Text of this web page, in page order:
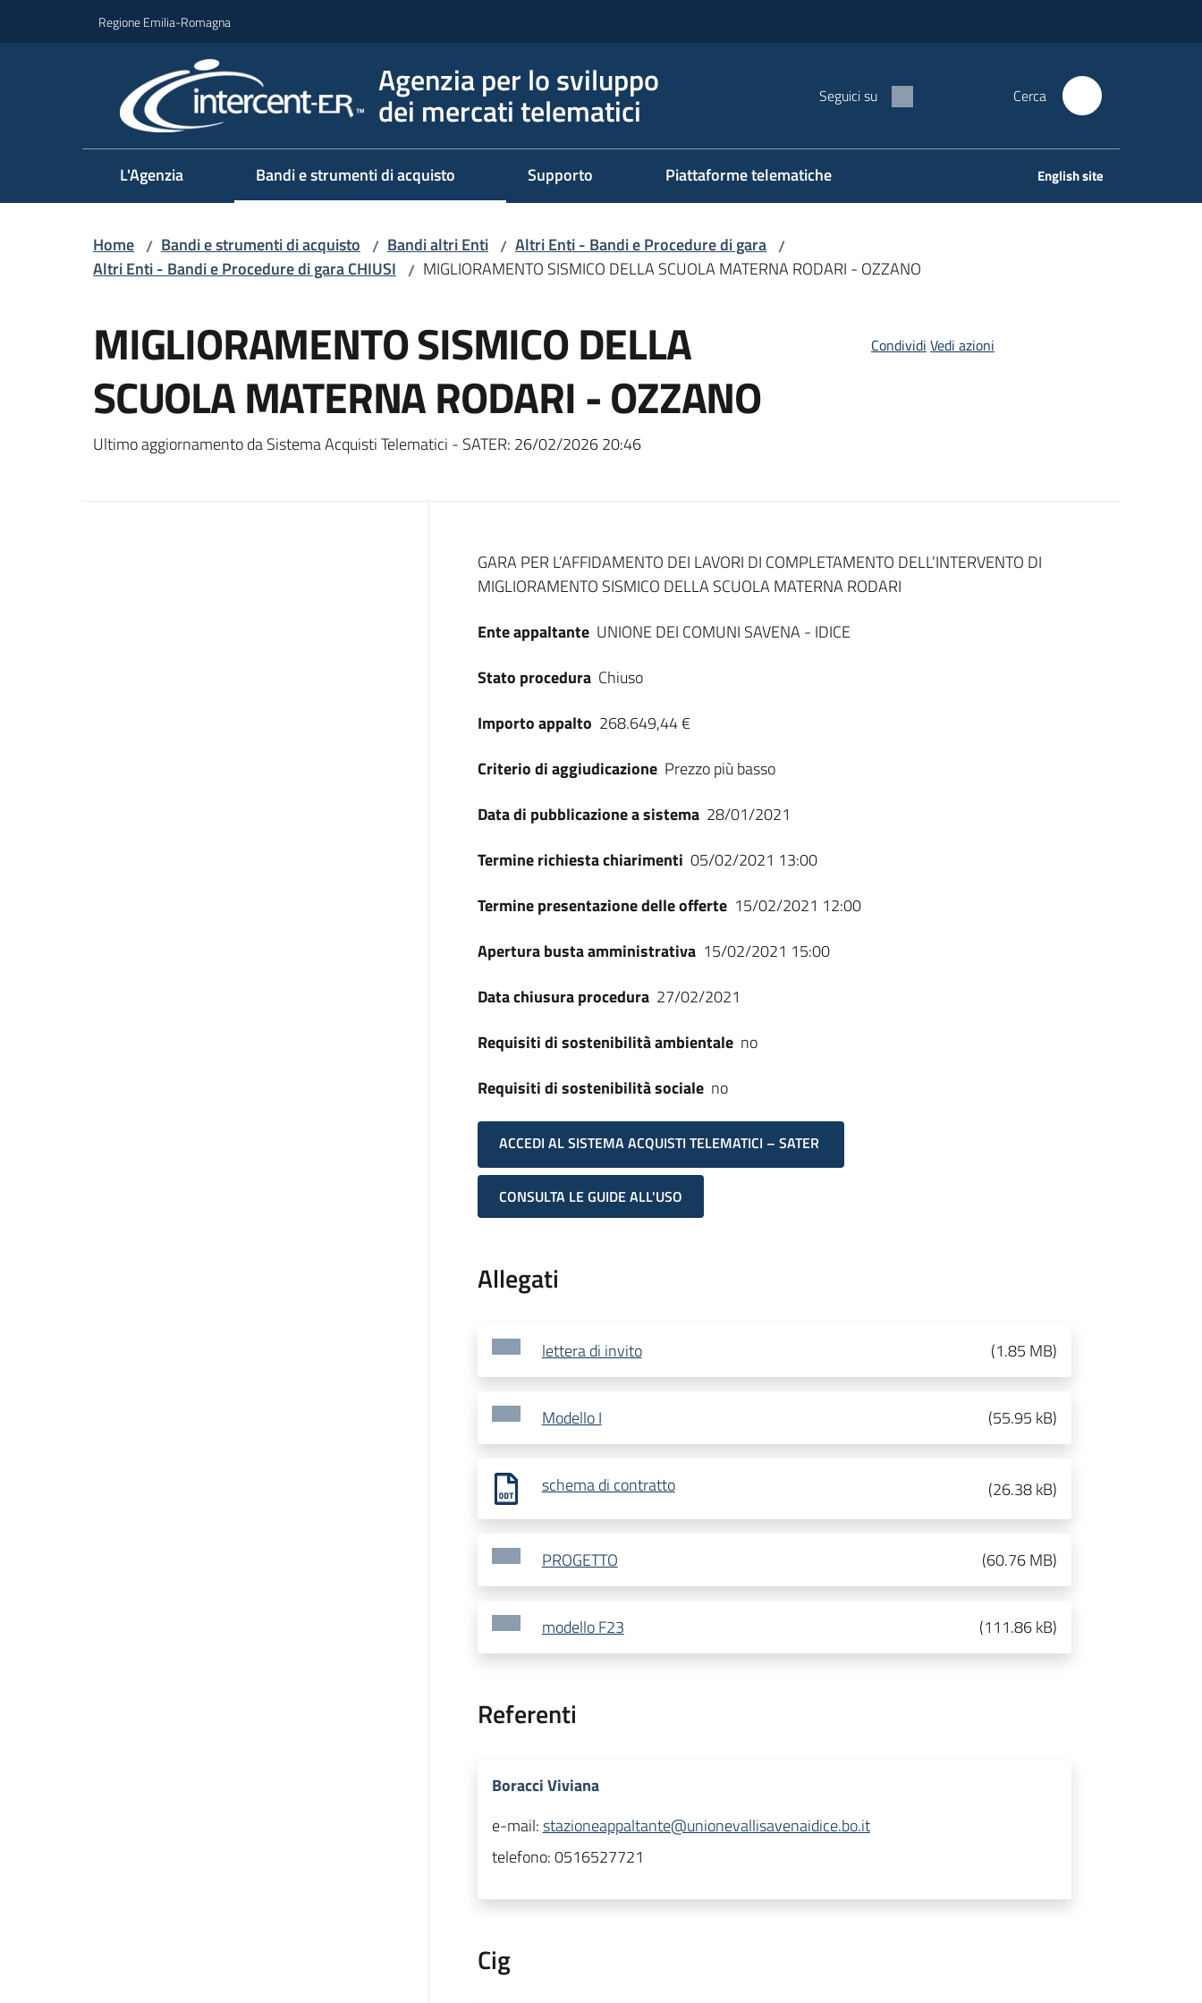
Regione Emilia-Romagna
Agenzia per lo sviluppo
dei mercati telematici Seguici su Cerca
L'Agenzia Bandi e strumenti di acquisto Supporto Piattaforme telematiche English site
Home / Bandi e strumenti di acquisto / Bandi altri Enti / Altri Enti - Bandi e Procedure di gara /
Altri Enti - Bandi e Procedure di gara CHIUSI / MIGLIORAMENTO SISMICO DELLA SCUOLA MATERNA RODARI - OZZANO
MIGLIORAMENTO SISMICO DELLA
SCUOLA MATERNA RODARI - OZZANO
Ultimo aggiornamento da Sistema Acquisti Telematici - SATER: 26/02/2026 20:46
Condividi Vedi azioni
Dati del bando
GARA PER L’AFFIDAMENTO DEI LAVORI DI COMPLETAMENTO DELL’INTERVENTO DI
MIGLIORAMENTO SISMICO DELLA SCUOLA MATERNA RODARI
Ente appaltante UNIONE DEI COMUNI SAVENA - IDICE
Stato procedura Chiuso
Importo appalto 268.649,44 €
Criterio di aggiudicazione Prezzo più basso
Data di pubblicazione a sistema 28/01/2021
Termine richiesta chiarimenti 05/02/2021 13:00
Termine presentazione delle offerte 15/02/2021 12:00
Apertura busta amministrativa 15/02/2021 15:00
Data chiusura procedura 27/02/2021
Requisiti di sostenibilità ambientale no
Requisiti di sostenibilità sociale no
ACCEDI AL SISTEMA ACQUISTI TELEMATICI – SATER
CONSULTA LE GUIDE ALL'USO
Allegati
lettera di invito (1.85 MB)
Modello I (55.95 kB)
schema di contratto (26.38 kB)
PROGETTO (60.76 MB)
modello F23 (111.86 kB)
Referenti
Boracci Viviana
e-mail:stazioneappaltante@unionevallisavenaidice.bo.it
telefono:0516527721
Cig